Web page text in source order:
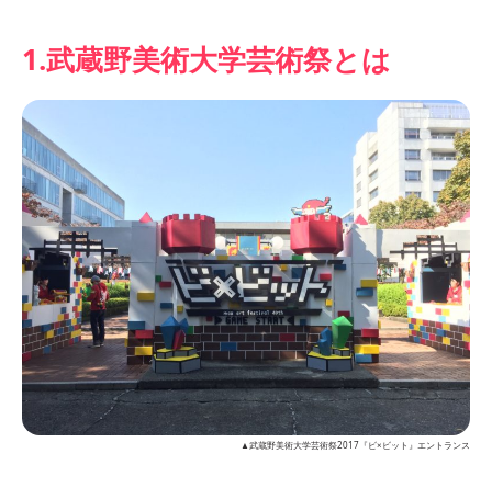
1.武蔵野美術大学芸術祭とは
▲武蔵野美術大学芸術祭2017『ビ×ビット』エントランス